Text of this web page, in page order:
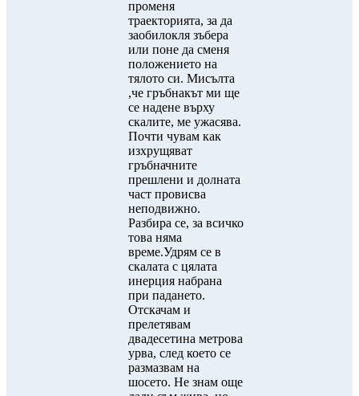
променя
траекторията, за да
заобилокля зъбера
или поне да сменя
положението на
тялото си. Мисълта
,че гръбнакът ми ще
се надене върху
скалите, ме ужасява.
Почти чувам как
изхрущяват
гръбначните
прешлени и долната
част провисва
неподвижно.
Разбира се, за всичко
това няма
време.Удрям се в
скалата с цялата
инерция набрана
при падането.
Отскачам и
прелетявам
двадесетина метрова
урва, след което се
размазвам на
шосето. Не знам още